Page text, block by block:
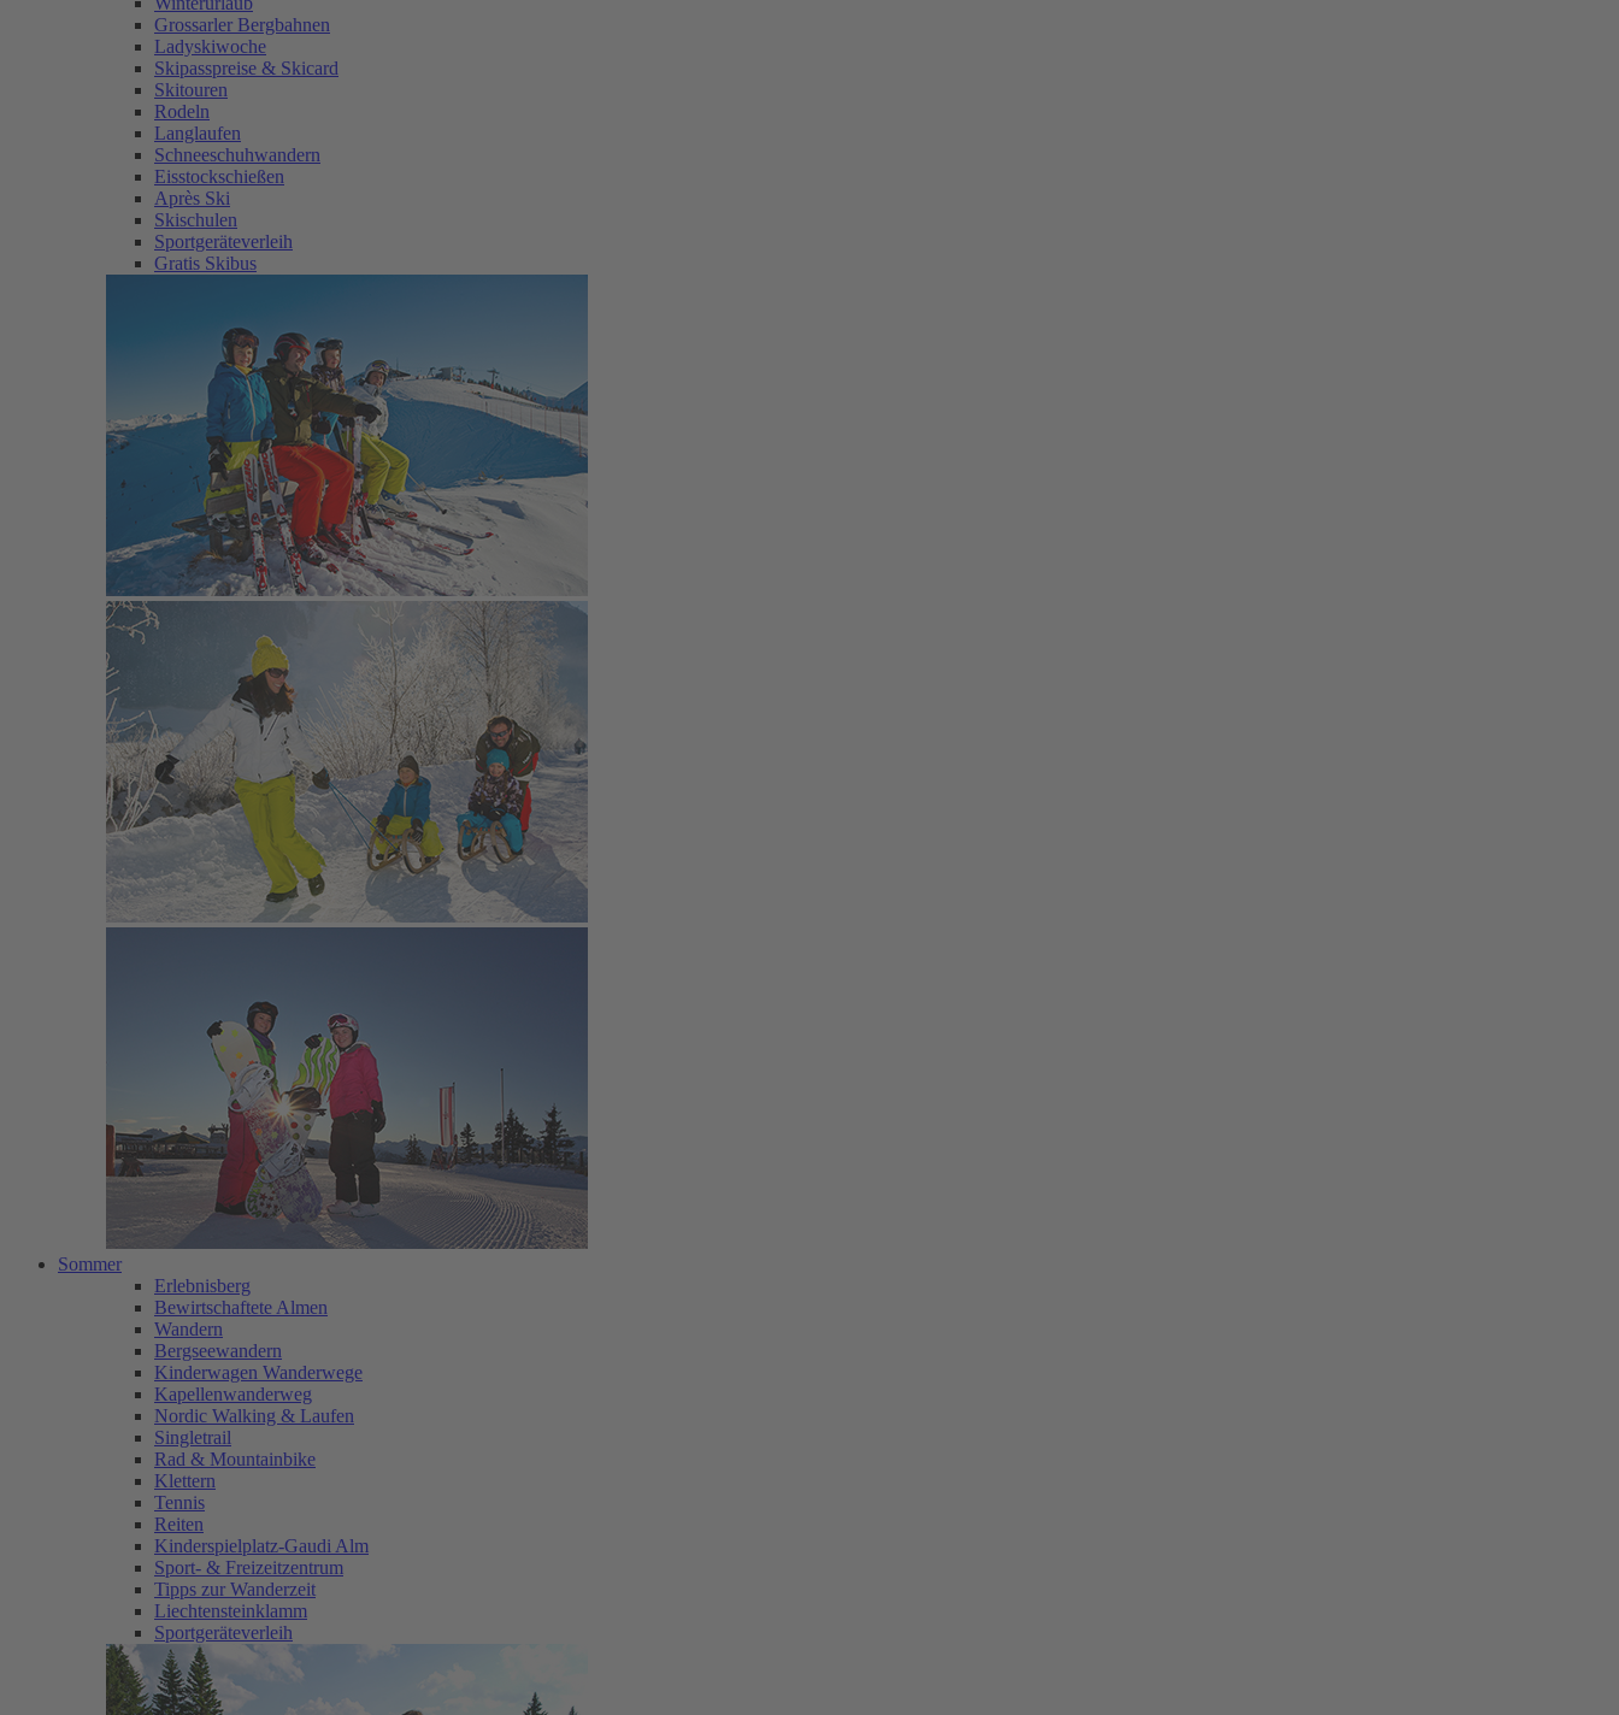
Grossarler Bergbahnen
Ladyskiwoche
Skipasspreise & Skicard
Skitouren
Rodeln
Langlaufen
Schneeschuhwandern
Eisstockschießen
Après Ski
Skischulen
Sportgeräteverleih
Gratis Skibus
Sommer
Erlebnisberg
Bewirtschaftete Almen
Wandern
Bergseewandern
Kinderwagen Wanderwege
Kapellenwanderweg
Nordic Walking & Laufen
Singletrail
Rad & Mountainbike
Klettern
Tennis
Reiten
Kinderspielplatz-Gaudi Alm
Sport- & Freizeitzentrum
Tipps zur Wanderzeit
Liechtensteinklamm
Sportgeräteverleih